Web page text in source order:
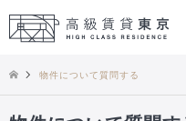
物件について質問する